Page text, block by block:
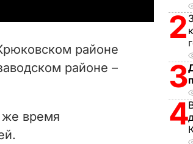
районе
районе –
же время
2
3
4